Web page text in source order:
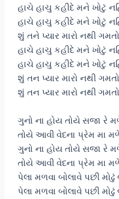
હાચે હાચુ કહીદે મને ખોટું
હાચે હાચુ કહીદે મને ખોટું
શું તને પ્યાર મારો નથી ગમતો
હાચે હાચુ કહીદે મને ખોટું
હાચે હાચુ કહીદે મને ખોટું
શું તન પ્યાર મારો નથી ગમતો
શું તન પ્યાર મારો નથી ગમતો
ગુનો ના હોય તોયે સજા રે
તોયે આવી વેદના પ્રેમ મા
ગુનો ના હોય તોયે સજા રે
તોયે આવી વેદના પ્રેમ મા
પેલા મળવા બોલાવે પછી મોઢું
પેલા મળવા બોલાવે પછી મોઢું